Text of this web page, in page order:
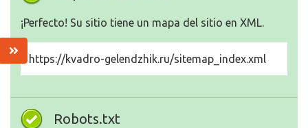
¡Perfecto! Su sitio tiene un mapa del sitio en XML.
https://kvadro-gelendzhik.ru/sitemap_index.xml
Robots.txt